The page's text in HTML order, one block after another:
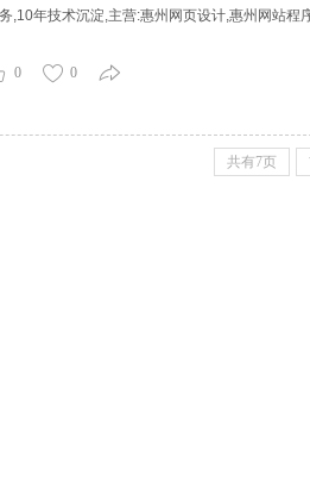
,10年技术沉淀,主营:惠州网页设计,惠州网站
0 0
共有7页